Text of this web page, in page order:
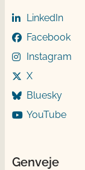
LinkedIn
Facebook
Instagram
X
Bluesky
YouTube
Genveje